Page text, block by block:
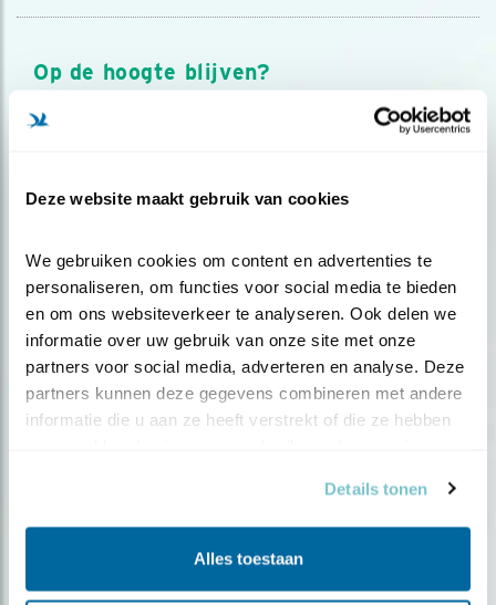
Deze website maakt gebruik van cookies
We gebruiken cookies om content en advertenties te
personaliseren, om functies voor social media te bieden
en om ons websiteverkeer te analyseren. Ook delen we
informatie over uw gebruik van onze site met onze
partners voor social media, adverteren en analyse. Deze
partners kunnen deze gegevens combineren met andere
informatie die u aan ze heeft verstrekt of die ze hebben
Details tonen
Alles toestaan
Op de hoogte blijven?
Meld je aan en ontvang nieuws, inspiratie, acties en tips
over vogels en activiteiten van Vogelbescherming.